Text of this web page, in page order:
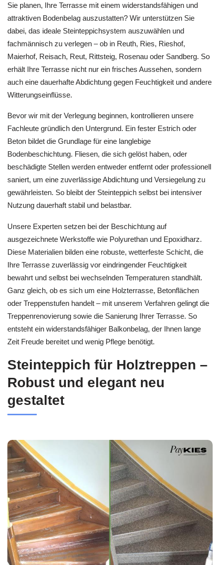
Sie planen, Ihre Terrasse mit einem widerstandsfähigen und
attraktiven Bodenbelag auszustatten? Wir unterstützen Sie
dabei, das ideale Steinteppichsystem auszuwählen und
fachmännisch zu verlegen – ob in Reuth, Ries, Rieshof,
Maierhof, Reisach, Reut, Rittsteig, Rosenau oder Sandberg. So
erhält Ihre Terrasse nicht nur ein frisches Aussehen, sondern
auch eine dauerhafte Abdichtung gegen Feuchtigkeit und andere
Witterungseinflüsse.
Bevor wir mit der Verlegung beginnen, kontrollieren unsere
Fachleute gründlich den Untergrund. Ein fester Estrich oder
Beton bildet die Grundlage für eine langlebige
Bodenbeschichtung. Fliesen, die sich gelöst haben, oder
beschädigte Stellen werden entweder entfernt oder professionell
saniert, um eine zuverlässige Abdichtung und Versiegelung zu
gewährleisten. So bleibt der Steinteppich selbst bei intensiver
Nutzung dauerhaft stabil und belastbar.
Unsere Experten setzen bei der Beschichtung auf
ausgezeichnete Werkstoffe wie Polyurethan und Epoxidharz.
Diese Materialien bilden eine robuste, wetterfeste Schicht, die
Ihre Terrasse zuverlässig vor eindringender Feuchtigkeit
bewahrt und selbst bei wechselnden Temperaturen standhält.
Ganz gleich, ob es sich um eine Holzterrasse, Betonflächen
oder Treppenstufen handelt – mit unserem Verfahren gelingt die
Treppenrenovierung sowie die Sanierung Ihrer Terrasse. So
entsteht ein widerstandsfähiger Balkonbelag, der Ihnen lange
Zeit Freude bereitet und wenig Pflege benötigt.
Steinteppich für Holztreppen –
Robust und elegant neu
gestaltet